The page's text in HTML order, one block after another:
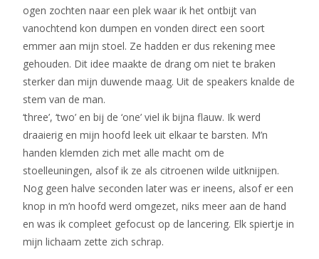
ogen zochten naar een plek waar ik het ontbijt van
vanochtend kon dumpen en vonden direct een soort
emmer aan mijn stoel. Ze hadden er dus rekening mee
gehouden. Dit idee maakte de drang om niet te braken
sterker dan mijn duwende maag. Uit de speakers knalde de
stem van de man.
‘three’, ‘two’ en bij de ‘one’ viel ik bijna flauw. Ik werd
draaierig en mijn hoofd leek uit elkaar te barsten. M’n
handen klemden zich met alle macht om de
stoelleuningen, alsof ik ze als citroenen wilde uitknijpen.
Nog geen halve seconden later was er ineens, alsof er een
knop in m’n hoofd werd omgezet, niks meer aan de hand
en was ik compleet gefocust op de lancering. Elk spiertje in
mijn lichaam zette zich schrap.